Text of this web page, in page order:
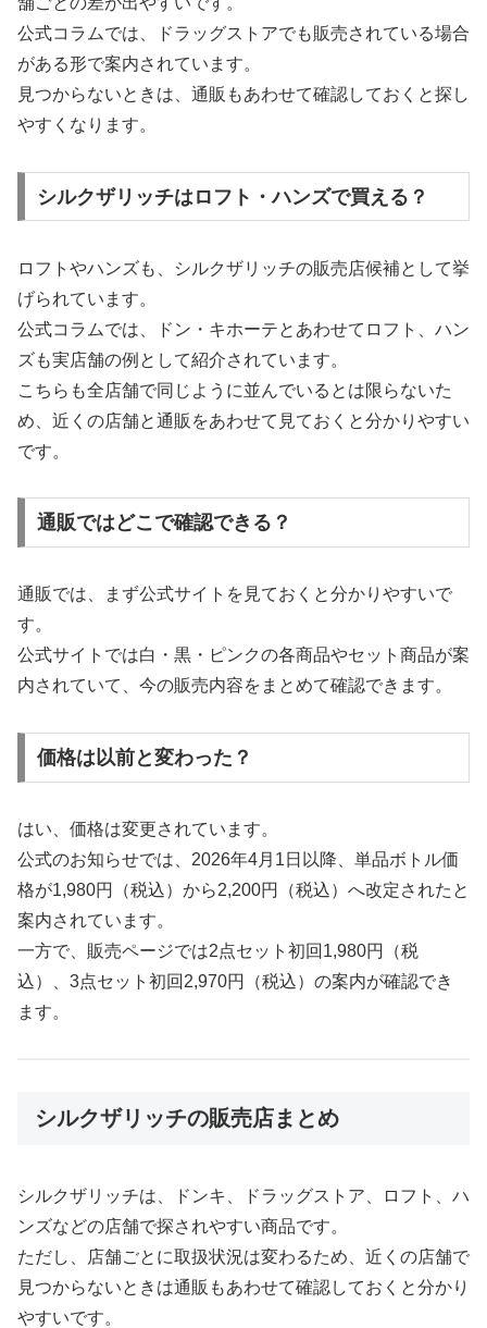
公式コラムでは、ドラッグストアでも販売されている場合
がある形で案内されています。
見つからないときは、通販もあわせて確認しておくと探し
やすくなります。
シルクザリッチはロフト・ハンズで買える？
ロフトやハンズも、シルクザリッチの販売店候補として挙
げられています。
公式コラムでは、ドン・キホーテとあわせてロフト、ハン
ズも実店舗の例として紹介されています。
こちらも全店舗で同じように並んでいるとは限らないた
め、近くの店舗と通販をあわせて見ておくと分かりやすい
です。
通販ではどこで確認できる？
通販では、まず公式サイトを見ておくと分かりやすいで
す。
公式サイトでは白・黒・ピンクの各商品やセット商品が案
内されていて、今の販売内容をまとめて確認できます。
価格は以前と変わった？
はい、価格は変更されています。
公式のお知らせでは、2026年4月1日以降、単品ボトル価
格が1,980円（税込）から2,200円（税込）へ改定されたと
案内されています。
一方で、販売ページでは2点セット初回1,980円（税
込）、3点セット初回2,970円（税込）の案内が確認でき
ます。
シルクザリッチの販売店まとめ
シルクザリッチは、ドンキ、ドラッグストア、ロフト、ハ
ンズなどの店舗で探されやすい商品です。
ただし、店舗ごとに取扱状況は変わるため、近くの店舗で
見つからないときは通販もあわせて確認しておくと分かり
やすいです。